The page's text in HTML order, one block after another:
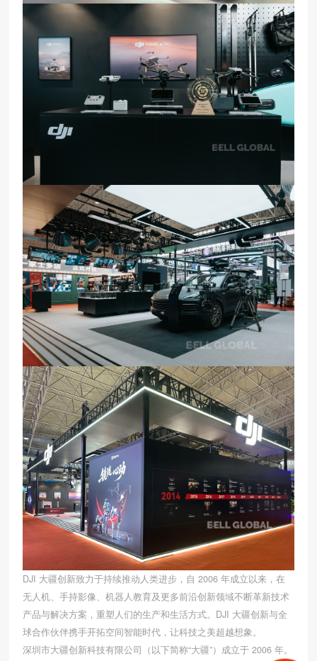
DJI 大疆创新致力于持续推动人类进步，自 2006 年成立以来，在
无人机、手持影像、机器人教育及更多前沿创新领域不断革新技术
产品与解决方案，重塑人们的生产和生活方式。DJI 大疆创新与全
球合作伙伴携手开拓空间智能时代，让科技之美超越想象。
深圳市大疆创新科技有限公司（以下简称“大疆”）成立于 2006 年。